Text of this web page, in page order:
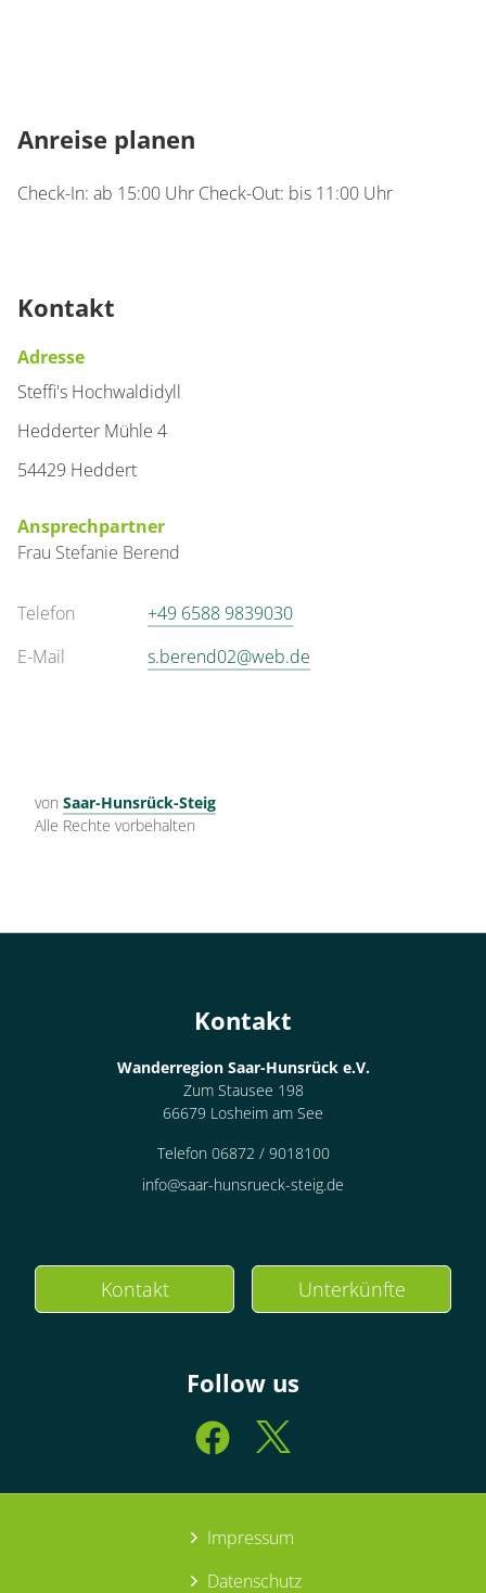
Details anzeigen für Ferienhaus, Dusche
Anreise planen
Check-In: ab 15:00 Uhr Check-Out: bis 11:00 Uhr
Kontakt
Adresse
Steffi's Hochwaldidyll
Hedderter Mühle 4
54429 Heddert
Ansprechpartner
Frau Stefanie Berend
Telefon
+49 6588 9839030
E-Mail
s.berend02@web.de
von Saar-Hunsrück-Steig
Alle Rechte vorbehalten
Kontakt
Wanderregion Saar-Hunsrück e.V.
Zum Stausee 198
66679 Losheim am See
Telefon 06872 / 9018100
info@saar-hunsrueck-steig.de
Kontakt Unterkünfte
Follow us
Impressum
Datenschutz